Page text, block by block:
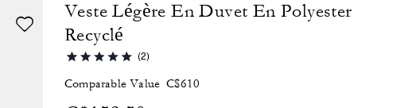
Veste Légère En Duvet En Polyester
Recyclé
(2)
Comparable Value C$610